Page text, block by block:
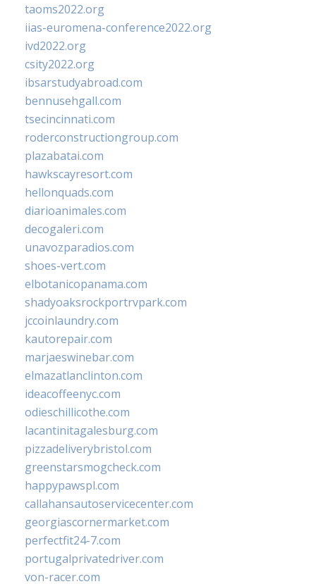
taoms2022.org
iias-euromena-conference2022.org
ivd2022.org
csity2022.org
ibsarstudyabroad.com
bennusehgall.com
tsecincinnati.com
roderconstructiongroup.com
plazabatai.com
hawkscayresort.com
hellonquads.com
diarioanimales.com
decogaleri.com
unavozparadios.com
shoes-vert.com
elbotanicopanama.com
shadyoaksrockportrvpark.com
jccoinlaundry.com
kautorepair.com
marjaeswinebar.com
elmazatlanclinton.com
ideacoffeenyc.com
odieschillicothe.com
lacantinitagalesburg.com
pizzadeliverybristol.com
greenstarsmogcheck.com
happypawspl.com
callahansautoservicecenter.com
georgiascornermarket.com
perfectfit24-7.com
portugalprivatedriver.com
von-racer.com